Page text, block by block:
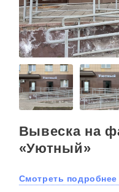
Вывеска на
«Уютный»
Смотреть подробнее